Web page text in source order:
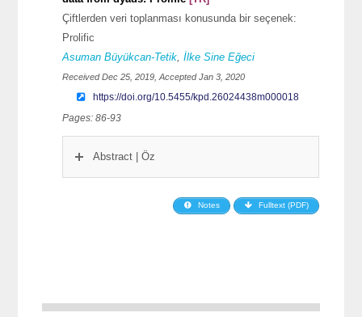
Çiftlerden veri toplanması konusunda bir seçenek:
Prolific
Asuman Büyükcan-Tetik,İlke Sine Eğeci
Received Dec 25, 2019, Accepted Jan 3, 2020
https://doi.org/10.5455/kpd.26024438m000018
Pages: 86-93
Abstract | Öz
Notes Fulltext (PDF)